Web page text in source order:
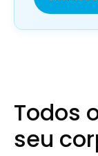
Todos
seu